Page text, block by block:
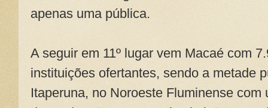
apenas uma pública.
A seguir em 11º lugar vem Macaé com
instituições ofertantes, sendo a metade
Itaperuna, no Noroeste Fluminense